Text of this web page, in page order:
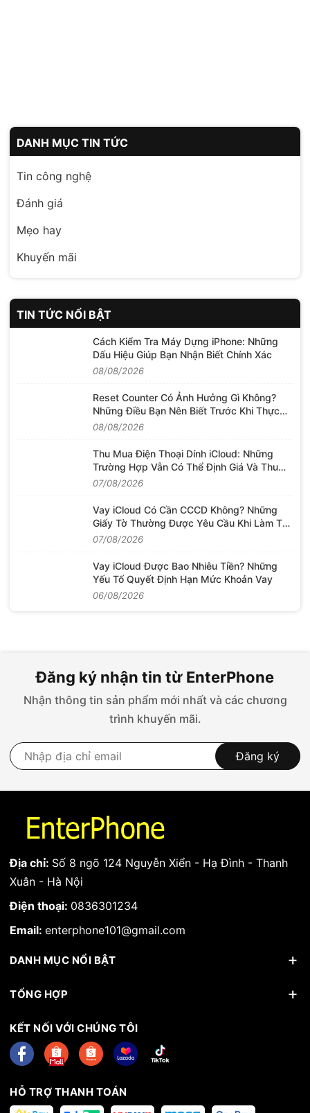
DANH MỤC TIN TỨC
Tin công nghệ
Đánh giá
Mẹo hay
Khuyến mãi
TIN TỨC NỔI BẬT
Cách Kiểm Tra Máy Dựng iPhone: Những
Dấu Hiệu Giúp Bạn Nhận Biết Chính Xác
08/08/2026
Reset Counter Có Ảnh Hưởng Gì Không?
Những Điều Bạn Nên Biết Trước Khi Thực
Hiện
08/08/2026
Thu Mua Điện Thoại Dính iCloud: Những
Trường Hợp Vẫn Có Thể Định Giá Và Thu
Mua
07/08/2026
Vay iCloud Có Cần CCCD Không? Những
Giấy Tờ Thường Được Yêu Cầu Khi Làm Thủ
Tục
07/08/2026
Vay iCloud Được Bao Nhiêu Tiền? Những
Yếu Tố Quyết Định Hạn Mức Khoản Vay
06/08/2026
Đăng ký nhận tin từ EnterPhone
Nhận thông tin sản phẩm mới nhất và các chương
trình khuyến mãi.
Đăng ký
Địa chỉ: Số 8 ngõ 124 Nguyễn Xiển - Hạ Đình - Thanh
Xuân - Hà Nội
Điện thoại: 0836301234
Email: enterphone101@gmail.com
DANH MỤC NỔI BẬT
TỔNG HỢP
KẾT NỐI VỚI CHÚNG TÔI
HỖ TRỢ THANH TOÁN